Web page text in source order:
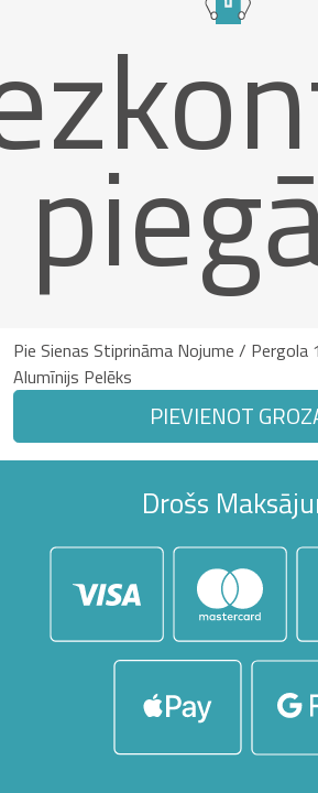
Pie Sienas Stiprināma Nojume / Pergola
Alumīnijs Pelēks
PIEVIENOT
Drošs